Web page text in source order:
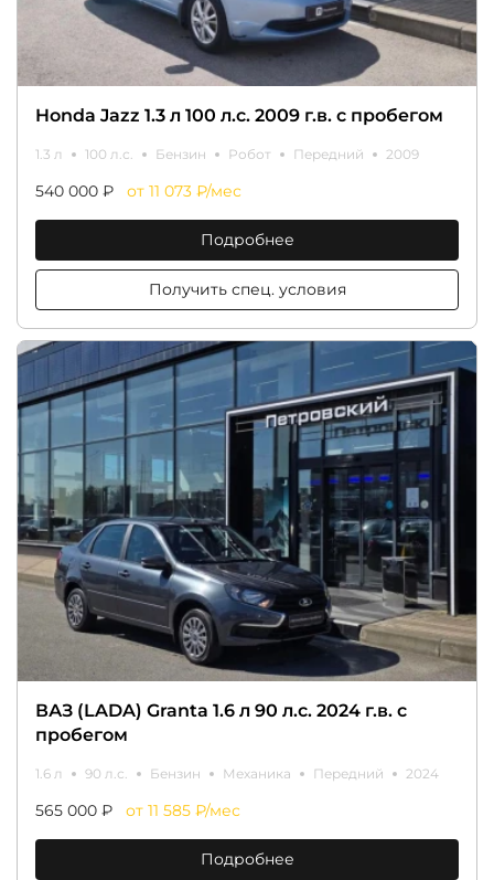
Honda Jazz 1.3 л 100 л.с. 2009 г.в. с пробегом
1.3 л 100 л.с. Бензин Робот Передний 2009
540 000 ₽ от 11 073 ₽/мес
Подробнее
Получить спец. условия
ВАЗ (LADA) Granta 1.6 л 90 л.с. 2024 г.в. с
пробегом
1.6 л 90 л.с. Бензин Механика Передний 2024
565 000 ₽ от 11 585 ₽/мес
Подробнее